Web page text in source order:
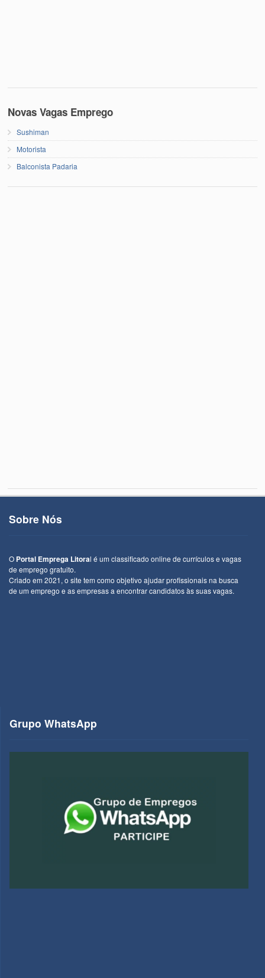
Novas Vagas Emprego
Sushiman
Motorista
Balconista Padaria
Sobre Nós
O Portal Emprega Litoral é um classificado online de currículos e vagas
de emprego gratuito.
Criado em 2021, o site tem como objetivo ajudar profissionais na busca
de um emprego e as empresas a encontrar candidatos às suas vagas.
Grupo WhatsApp